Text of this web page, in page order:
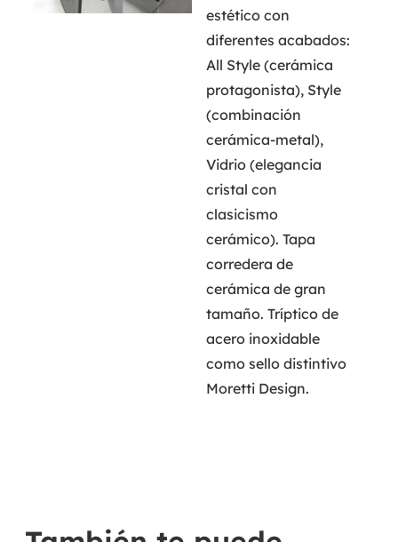
estético con
diferentes acabados:
All Style (cerámica
protagonista), Style
(combinación
cerámica-metal),
Vidrio (elegancia
cristal con
clasicismo
cerámico). Tapa
corredera de
cerámica de gran
tamaño. Tríptico de
acero inoxidable
como sello distintivo
Moretti Design.